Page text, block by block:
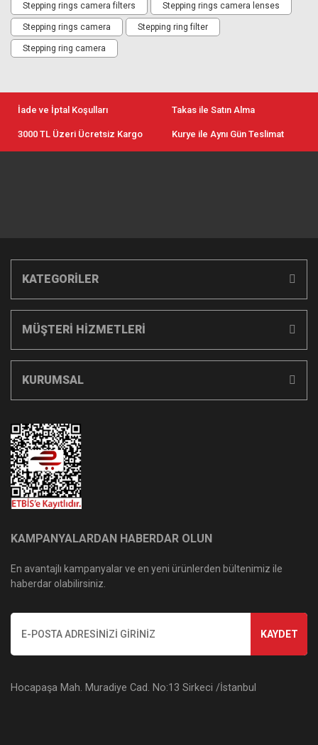
Stepping rings camera filters
Stepping rings camera lenses
Stepping rings camera Stepping ring filter
Stepping ring camera
İade ve İptal Koşulları Takas ile Satın Alma
3000 TL Üzeri Ücretsiz Kargo Kurye ile Aynı Gün Teslimat
KATEGORİLER
MÜŞTERİ HİZMETLERİ
KURUMSAL
KAMPANYALARDAN HABERDAR OLUN
En avantajlı kampanyalar ve en yeni ürünlerden bültenimiz ile
haberdar olabilirsiniz.
KAYDET
Hocapaşa Mah. Muradiye Cad. No:13 Sirkeci /İstanbul